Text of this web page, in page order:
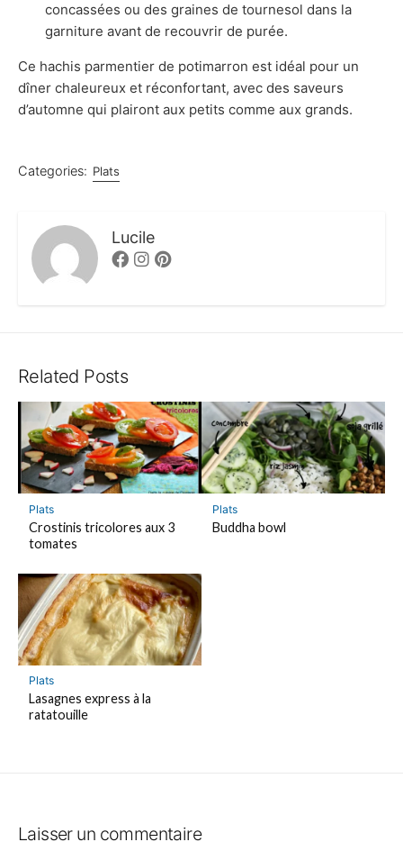
concassées ou des graines de tournesol dans la
garniture avant de recouvrir de purée.
Ce hachis parmentier de potimarron est idéal pour un
dîner chaleureux et réconfortant, avec des saveurs
d’automne qui plairont aux petits comme aux grands.
Categories: Plats
Lucile
FacebookInstagram
Pinterest
Related Posts
Plats
Crostinis tricolores aux 3
tomates
Plats
Buddha bowl
Plats
Lasagnes express à la
ratatouille
Laisser un commentaire